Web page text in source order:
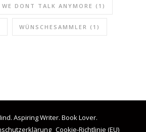
WE DONT TALK ANYMORE (1)
WÜNSCHESAMMLER (1)
Aspiring Writer. Book Lover.
Cookie-Richtlinie (EU)